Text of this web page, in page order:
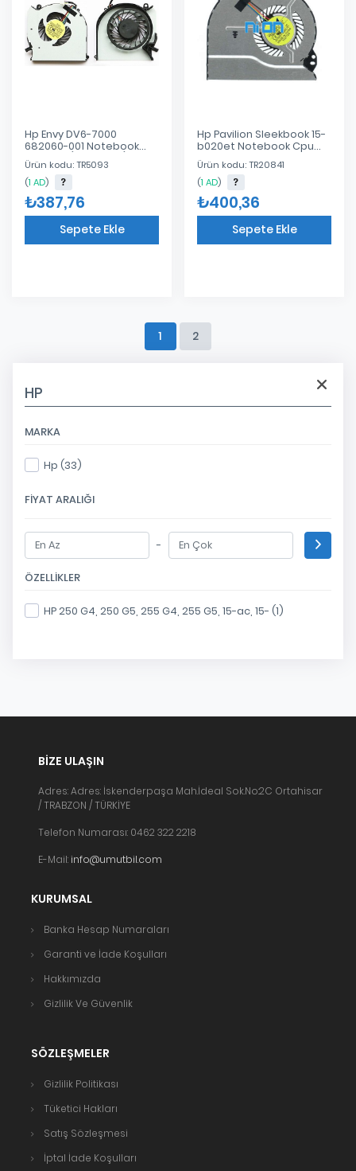
HP
MARKA
Hp (33)
FIYAT ARALIĞI
-
ÖZELLIKLER
HP 250 G4, 250 G5, 255 G4, 255 G5, 15-ac, 15- (1)
Hp Envy DV6-7000
682060-001 Notebook
Cpu Fan (INTEL 4 Pin)
Ürün kodu: TR5093
(1 AD)
₺387,76
Sepete Ekle
Hp Pavilion Sleekbook 15-
b020et Notebook Cpu
Fan
Ürün kodu: TR20841
(1 AD)
₺400,36
Sepete Ekle
1 2
BIZE ULAŞIN
Adres: Adres: İskenderpaşa Mah.İdeal Sok.No:2C Ortahisar
/ TRABZON / TÜRKİYE
Telefon Numarası: 0462 322 2218
E-Mail: info@umutbil.com
KURUMSAL
Banka Hesap Numaraları
Garanti ve İade Koşulları
Hakkımızda
Gizlilik Ve Güvenlik
SÖZLEŞMELER
Gizlilik Politikası
Tüketici Hakları
Satış Sözleşmesi
İptal İade Koşulları